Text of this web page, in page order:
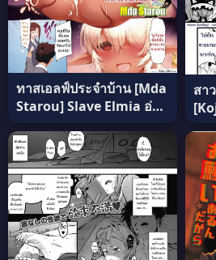
ทาสเอลฟ์ประจำบ้าน [Mda
Starou] Slave Elmia อ่าน
ฟรี
สา
แ